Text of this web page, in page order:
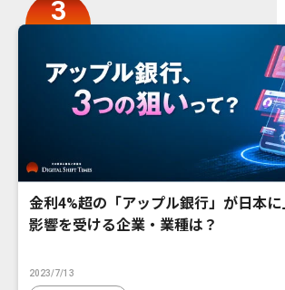
金利4%超の「アップル銀行」が日本に
影響を受ける企業・業種は？
2023/7/13